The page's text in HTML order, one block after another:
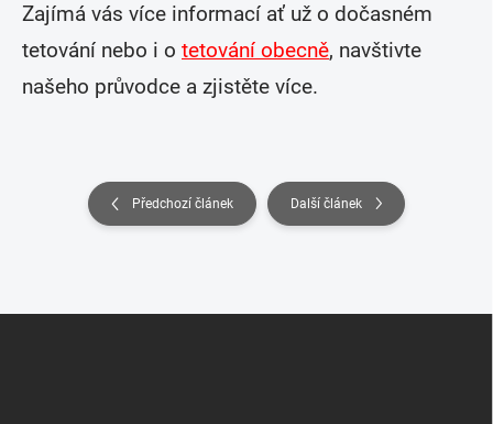
Zajímá vás více informací ať už o dočasném
tetování nebo i o tetování obecně, navštivte
našeho průvodce a zjistěte více.
Předchozí článek Další článek